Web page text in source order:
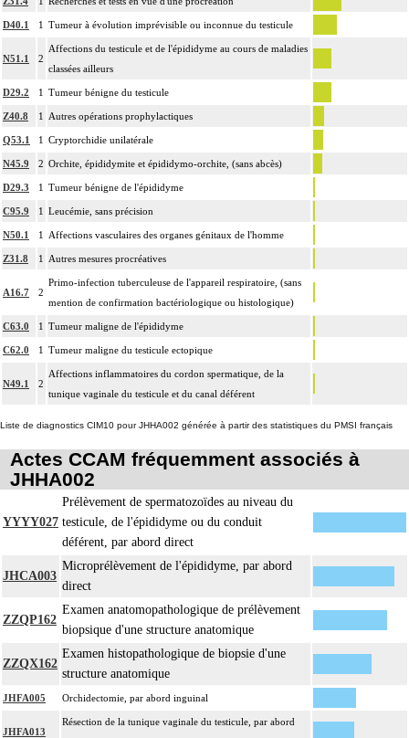
D40.1 1 Tumeur à évolution imprévisible ou inconnue du testicule
N51.1 2
Affections du testicule et de l'épididyme au cours de maladies
classées ailleurs
D29.2 1 Tumeur bénigne du testicule
Z40.8 1 Autres opérations prophylactiques
Q53.1 1 Cryptorchidie unilatérale
N45.9 2 Orchite, épididymite et épididymo-orchite, (sans abcès)
D29.3 1 Tumeur bénigne de l'épididyme
C95.9 1 Leucémie, sans précision
N50.1 1 Affections vasculaires des organes génitaux de l'homme
Z31.8 1 Autres mesures procréatives
A16.7 2
Primo-infection tuberculeuse de l'appareil respiratoire, (sans
mention de confirmation bactériologique ou histologique)
C63.0 1 Tumeur maligne de l'épididyme
C62.0 1 Tumeur maligne du testicule ectopique
N49.1 2
Affections inflammatoires du cordon spermatique, de la
tunique vaginale du testicule et du canal déférent
Liste de diagnostics CIM10 pour JHHA002 générée à partir des statistiques du PMSI français
Actes CCAM fréquemment associés à
JHHA002
YYYY027
Prélèvement de spermatozoïdes au niveau du
testicule, de l'épididyme ou du conduit
déférent, par abord direct
JHCA003
Microprélèvement de l'épididyme, par abord
direct
ZZQP162
Examen anatomopathologique de prélèvement
biopsique d'une structure anatomique
ZZQX162
Examen histopathologique de biopsie d'une
structure anatomique
JHFA005 Orchidectomie, par abord inguinal
JHFA013
Résection de la tunique vaginale du testicule, par abord